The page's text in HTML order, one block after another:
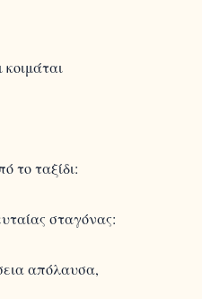
το ταξίδι:
σταγόνας:
απόλαυσα,